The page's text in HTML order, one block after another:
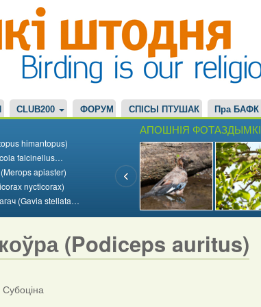
CLUB200 ФОРУМ СПІСЫ ПТУШАК Пра БАФК
himantopus)
falcinellus…
apiaster)
nycticorax)
(Gavia stellata…
АПОШНІЯ ФОТАЗДЫМКІ
(Podiceps auritus)